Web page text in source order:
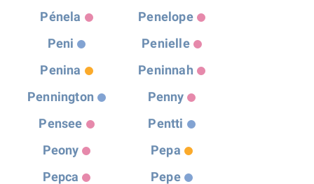
Pénela
Penelope
Peni
Penielle
Penina
Peninnah
Pennington
Penny
Pensee
Pentti
Peony
Pepa
Pepca
Pepe